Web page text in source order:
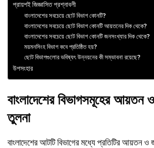
প্রায়শই জিজ্ঞাসিত প্রশ্নাবলী
বাংলাদেশের সবচেয়ে ছোট বিভাগ কোনটি?
বাংলাদেশের সবচেয়ে ছোট বিভাগ কোনটি আয়তনের দিক থেকে?
বাংলাদেশের সবচেয়ে ছোট বিভাগ কোনটি জনসংখ্যার দিক থেকে?
ময়মনসিংহ বিভাগ কবে প্রতিষ্ঠিত হয়?
ছোট বিভাগগুলোর ভবিষ্যৎ উন্নয়নের কী সম্ভাবনা রয়েছে?
উপসংহার
বাংলাদেশের বিভাগসমূহের আয়তন
তুলনা
বাংলাদেশের আটটি বিভাগের মধ্যে প্রতিটির আয়তন